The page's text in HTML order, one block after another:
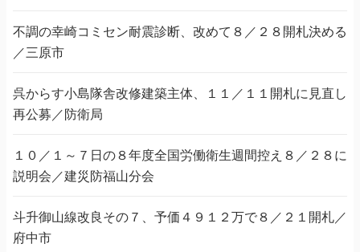
不調の幸崎コミセン耐震診断、改めて８／２８開札決める
／三原市
呉からす小島隊舎改修建築主体、１１／１１開札に見直し
再公募／防衛局
１０／１～７日の８年度全国労働衛生週間控え８／２８に
説明会／建災防福山分会
斗升御山線改良その７、予価４９１２万で８／２１開札／
府中市